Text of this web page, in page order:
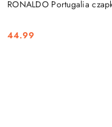
RONALDO Portugalia
Cena:
44.99